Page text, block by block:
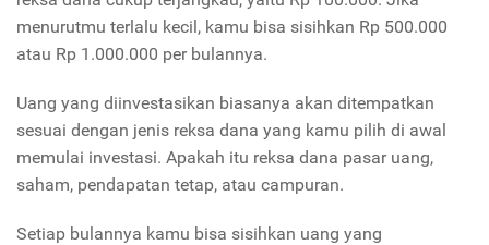
menurutmu terlalu kecil, kamu bisa sisihkan Rp 500.000
atau Rp 1.000.000 per bulannya.
Uang yang diinvestasikan biasanya akan ditempatkan
sesuai dengan jenis reksa dana yang kamu pilih di awal
memulai investasi. Apakah itu reksa dana pasar uang,
saham, pendapatan tetap, atau campuran.
Setiap bulannya kamu bisa sisihkan uang yang